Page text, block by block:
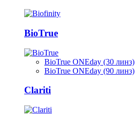
BioTrue
BioTrue ONEday (30 линз)
BioTrue ONEday (90 линз)
Clariti